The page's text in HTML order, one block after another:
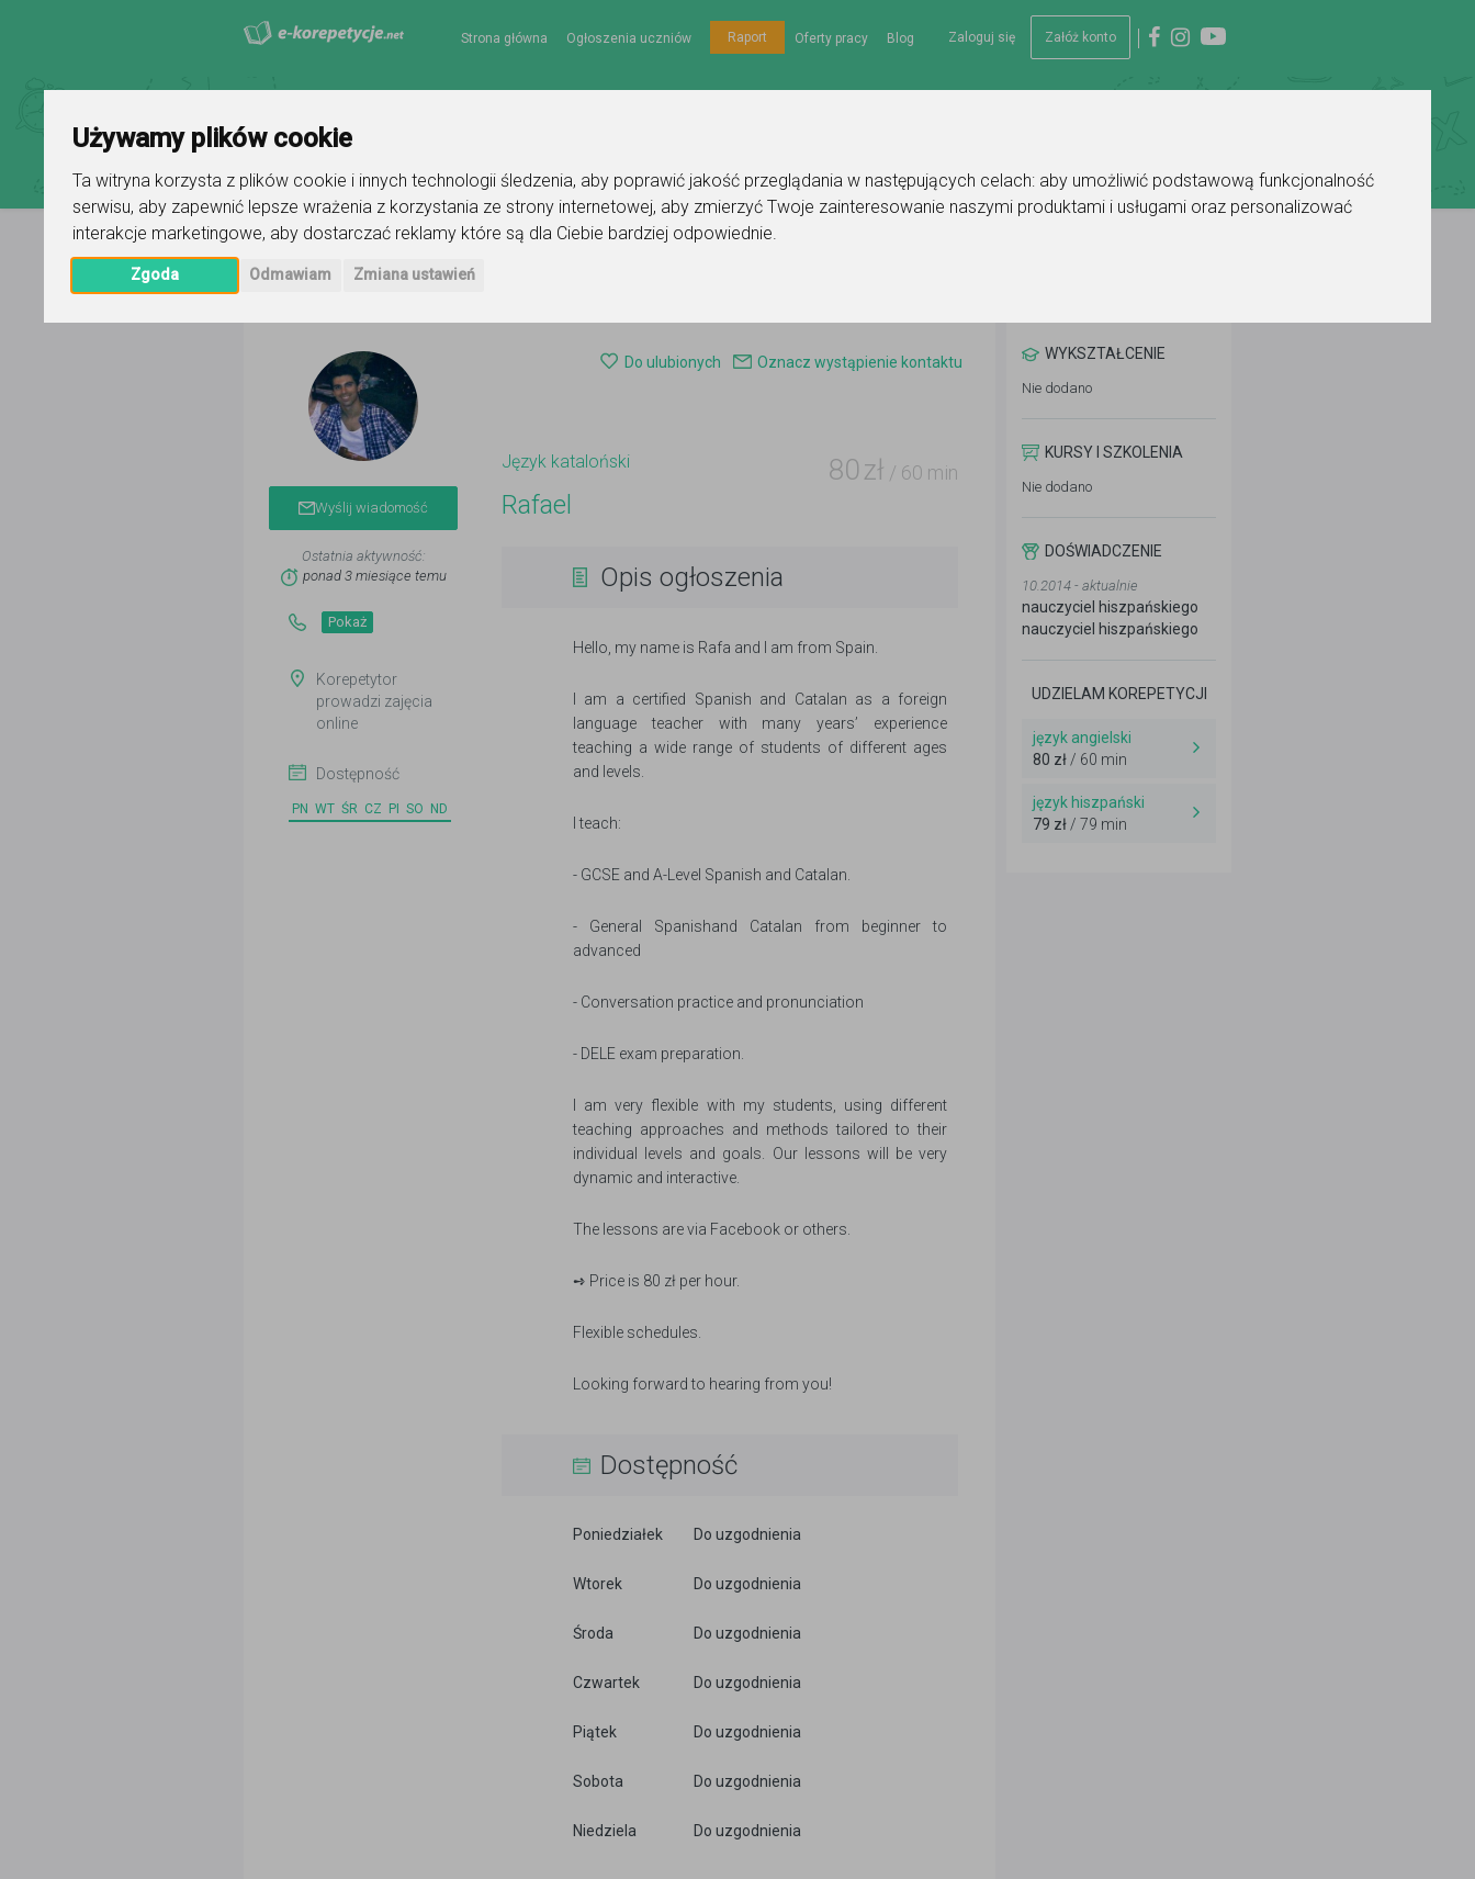
Używamy plików cookie
Ta witryna korzysta z plików cookie i innych technologii śledzenia, aby poprawić jakość przeglądania w następujących celach: aby umożliwić podstawową funkcjonalność
serwisu, aby zapewnić lepsze wrażenia z korzystania ze strony internetowej, aby zmierzyć Twoje zainteresowanie naszymi produktami i usługami oraz personalizować
interakcje marketingowe, aby dostarczać reklamy które są dla Ciebie bardziej odpowiednie.
Zgoda Odmawiam Zmiana ustawień
Zaloguj się Załóż konto
Strona główna Ogłoszenia uczniów Raport Oferty pracy Blog
Strona główna Rafael Ogłoszenie korepetytora - język kataloński
Do ulubionych Oznacz wystąpienie kontaktu
Wyślij wiadomość
Ostatnia aktywność:
ponad 3 miesiące temu
Pokaż
Korepetytor
prowadzi zajęcia
online
Dostępność
PN WT ŚR CZ PI SO ND
Język kataloński 80 zł / 60 min
Rafael
Opis ogłoszenia
Hello, my name is Rafa and I am from Spain.
I am a certified Spanish and Catalan as a foreign
language teacher with many years’ experience
teaching a wide range of students of different ages
and levels.
I teach:
- GCSE and A-Level Spanish and Catalan.
- General Spanishand Catalan from beginner to
advanced
- Conversation practice and pronunciation
- DELE exam preparation.
I am very flexible with my students, using different
teaching approaches and methods tailored to their
individual levels and goals. Our lessons will be very
dynamic and interactive.
The lessons are via Facebook or others.
➺ Price is 80 zł per hour.
Flexible schedules.
Looking forward to hearing from you!
Dostępność
Poniedziałek Do uzgodnienia
Wtorek Do uzgodnienia
Środa Do uzgodnienia
Czwartek Do uzgodnienia
Piątek Do uzgodnienia
Sobota Do uzgodnienia
Niedziela Do uzgodnienia
WYKSZTAŁCENIE
Nie dodano
KURSY I SZKOLENIA
Nie dodano
DOŚWIADCZENIE
10.2014 - aktualnie
nauczyciel hiszpańskiego
nauczyciel hiszpańskiego
UDZIELAM KOREPETYCJI
język angielski
80 zł / 60 min
język hiszpański
79 zł / 79 min